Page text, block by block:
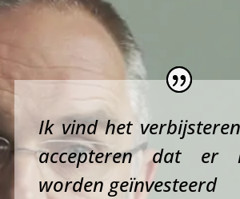
Ik vind het
accepteren dat er
worden geïnvesteerd